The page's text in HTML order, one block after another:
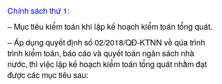
Chính sách thứ 1:
– Mục tiêu kiểm toán khi lập kế hoạch kiểm toán tổng quát.
– Áp dụng quyết định số 02/2018/QĐ-KTNN về qúa trình
trình kiểm toán, báo cáo và quyết toán ngân sách nhà
nước, thì việc lập kế hoạch kiểm toán tổng quát nhằm đạt
được các mục tiêu sau: